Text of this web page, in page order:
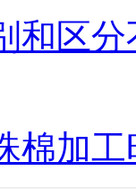
和区
棉加